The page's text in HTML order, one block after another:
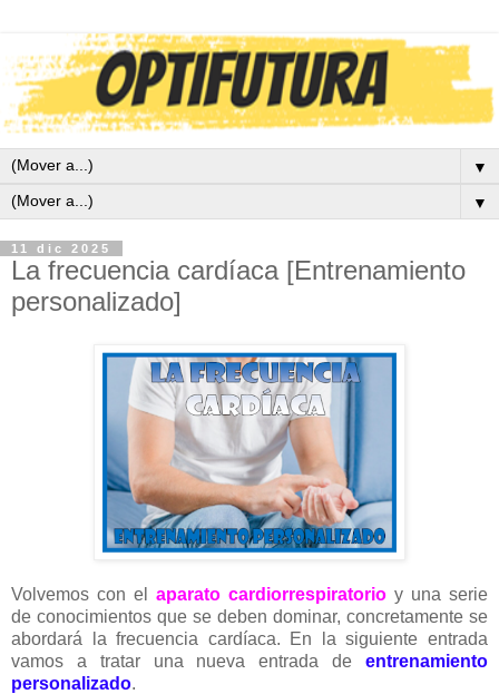
▼
▼
11 dic 2025
La frecuencia cardíaca [Entrenamiento
personalizado]
Volvemos con el aparato cardiorrespiratorio y una serie
de conocimientos que se deben dominar, concretamente se
abordará la frecuencia cardíaca. En la siguiente entrada
vamos a tratar una nueva entrada de entrenamiento
personalizado.